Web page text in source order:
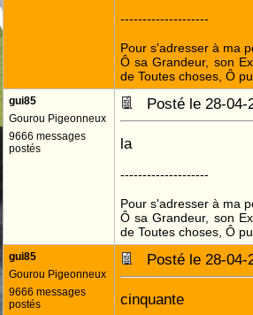
--------------------
Pour s'adresser à ma
Ô sa Grandeur, son
de Toutes choses, Ô
gui85
Gourou Pigeonneux
9666 messages
postés
Posté le 28-04-
la
--------------------
Pour s'adresser à ma
Ô sa Grandeur, son
de Toutes choses, Ô
gui85
Gourou Pigeonneux
9666 messages
postés
Posté le 28-04-
cinquante